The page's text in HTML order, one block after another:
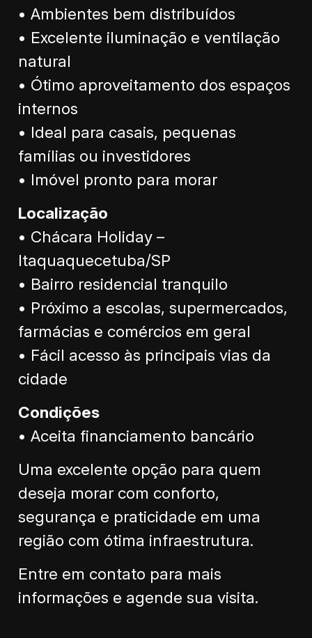
• Ambientes bem distribuídos
• Excelente iluminação e ventilação
natural
• Ótimo aproveitamento dos espaços
internos
• Ideal para casais, pequenas
famílias ou investidores
• Imóvel pronto para morar
Localização
• Chácara Holiday –
Itaquaquecetuba/SP
• Bairro residencial tranquilo
• Próximo a escolas, supermercados,
farmácias e comércios em geral
• Fácil acesso às principais vias da
cidade
Condições
• Aceita financiamento bancário
Uma excelente opção para quem
deseja morar com conforto,
segurança e praticidade em uma
região com ótima infraestrutura.
Entre em contato para mais
informações e agende sua visita.